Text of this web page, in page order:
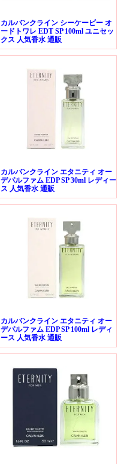
カルバンクライン シーケービー オ
ードトワレ EDT SP 100ml ユニセッ
クス 人気香水 通販
カルバンクライン エタニティ オー
デパルファム EDP SP 30ml レディー
ス 人気香水 通販
カルバンクライン エタニティ オー
デパルファム EDP SP 100ml レディ
ース 人気香水 通販